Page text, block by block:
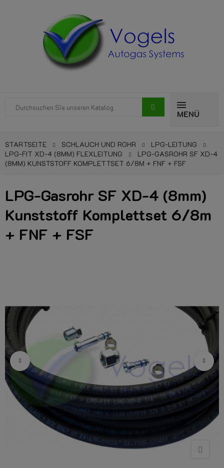
MENÜ
STARTSEITE SCHLAUCH UND ROHR
LPG-LEITUNG
LPG-FIT XD-4 (8MM) FLEXLEITUNG
LPG-GASROHR SF XD-4
(8MM) KUNSTSTOFF KOMPLETTSET 6/8M + FNF + FSF
LPG-Gasrohr SF XD-4 (8mm)
Kunststoff Komplettset 6/8m
+ FNF + FSF